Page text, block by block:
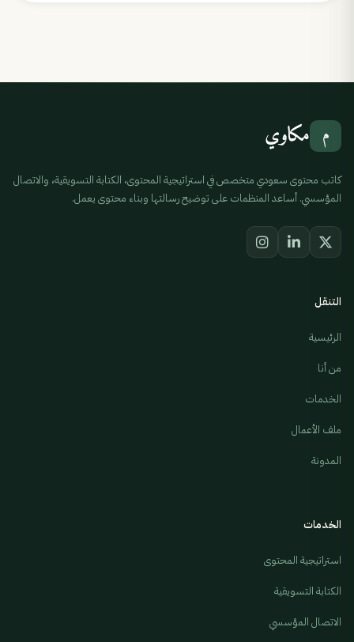
م مكاوي
كاتب محتوى سعودي متخصص في استراتيجية المحتوى، الكتابة التسويقية، والاتصال
المؤسسي. أساعد المنظمات على توضيح رسالتها وبناء محتوى يعمل.
التنقل
الرئيسية
من أنا
الخدمات
ملف الأعمال
المدونة
الخدمات
استراتيجية المحتوى
الكتابة التسويقية
الاتصال المؤسسي